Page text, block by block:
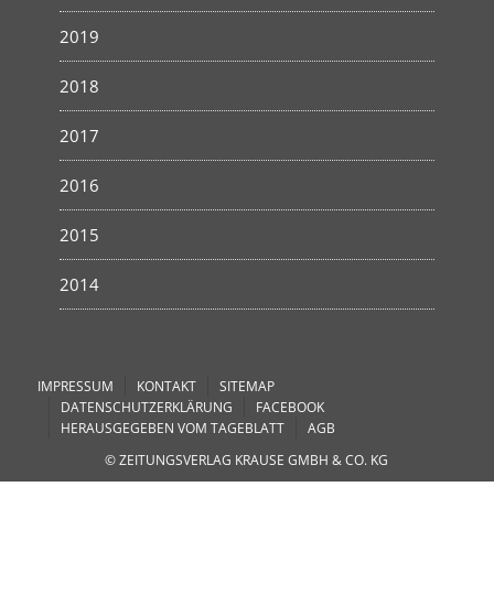
2019
2018
2017
2016
2015
2014
IMPRESSUM KONTAKT
SITEMAP
DATENSCHUTZERKLÄRUNG
FACEBOOK
HERAUSGEGEBEN VOM TAGEBLATT
AGB
© ZEITUNGSVERLAG KRAUSE GMBH & CO. KG